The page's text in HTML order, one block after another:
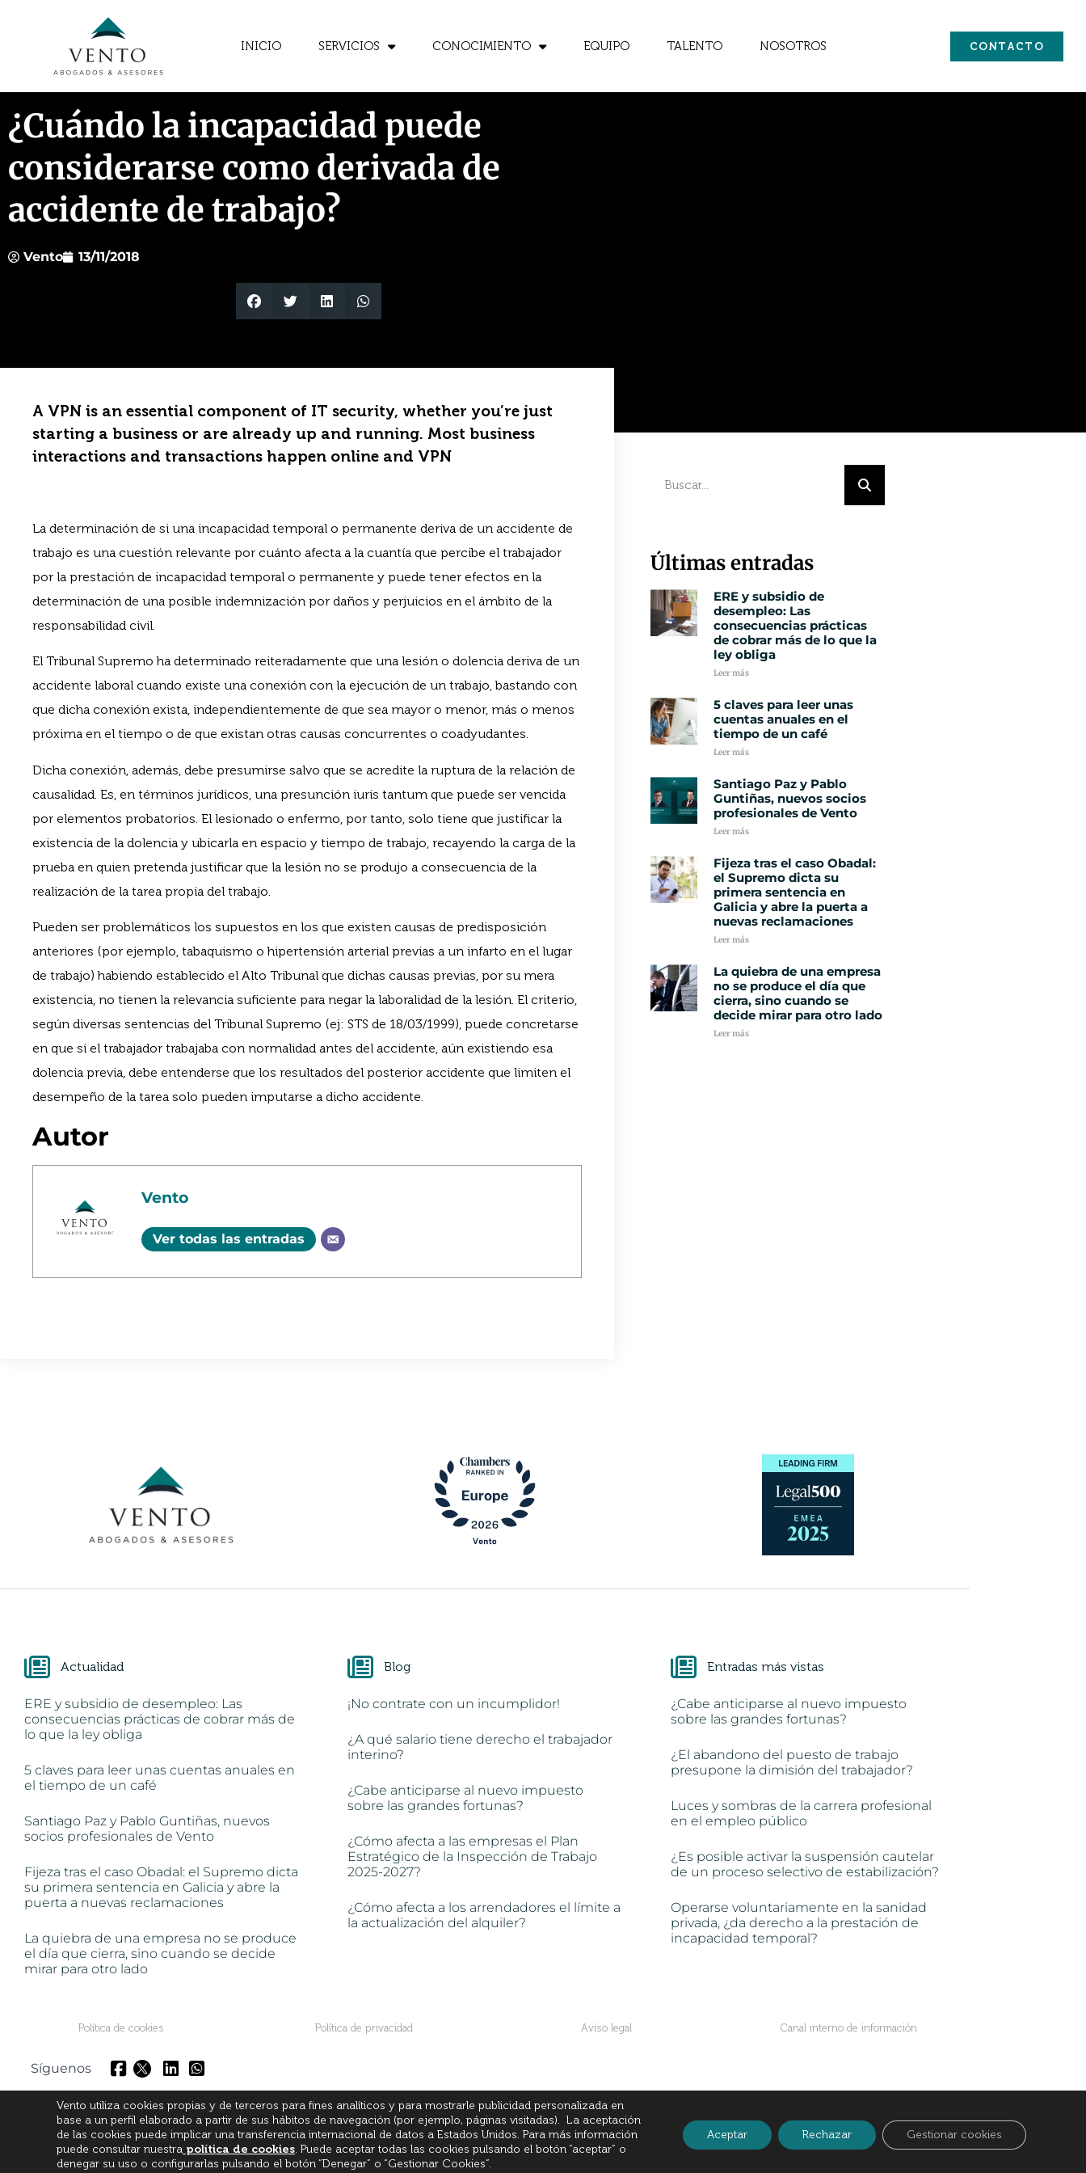
INICIO SERVICIOS CONOCIMIENTO EQUIPO TALENTO NOSOTROS CONTACTO
¿Cuándo la incapacidad puede
considerarse como derivada de
accidente de trabajo?
Vento 13/11/2018
A VPN is an essential component of IT security, whether you’re just
starting a business or are already up and running. Most business
interactions and transactions happen online and VPN
La determinación de si una incapacidad temporal o permanente deriva de un accidente de
trabajo es una cuestión relevante por cuánto afecta a la cuantía que percibe el trabajador
por la prestación de incapacidad temporal o permanente y puede tener efectos en la
determinación de una posible indemnización por daños y perjuicios en el ámbito de la
responsabilidad civil.
El Tribunal Supremo ha determinado reiteradamente que una lesión o dolencia deriva de un
accidente laboral cuando existe una conexión con la ejecución de un trabajo, bastando con
que dicha conexión exista, independientemente de que sea mayor o menor, más o menos
próxima en el tiempo o de que existan otras causas concurrentes o coadyudantes.
Dicha conexión, además, debe presumirse salvo que se acredite la ruptura de la relación de
causalidad. Es, en términos jurídicos, una presunción iuris tantum que puede ser vencida
por elementos probatorios. El lesionado o enfermo, por tanto, solo tiene que justificar la
existencia de la dolencia y ubicarla en espacio y tiempo de trabajo, recayendo la carga de la
prueba en quien pretenda justificar que la lesión no se produjo a consecuencia de la
realización de la tarea propia del trabajo.
Pueden ser problemáticos los supuestos en los que existen causas de predisposición
anteriores (por ejemplo, tabaquismo o hipertensión arterial previas a un infarto en el lugar
de trabajo) habiendo establecido el Alto Tribunal que dichas causas previas, por su mera
existencia, no tienen la relevancia suficiente para negar la laboralidad de la lesión. El criterio,
según diversas sentencias del Tribunal Supremo (ej: STS de 18/03/1999), puede concretarse
en que si el trabajador trabajaba con normalidad antes del accidente, aún existiendo esa
dolencia previa, debe entenderse que los resultados del posterior accidente que limiten el
desempeño de la tarea solo pueden imputarse a dicho accidente.
Autor
Vento
Ver todas las entradas
Últimas entradas
ERE y subsidio de
desempleo: Las
consecuencias prácticas
de cobrar más de lo que la
ley obliga
Leer más
5 claves para leer unas
cuentas anuales en el
tiempo de un café
Leer más
Santiago Paz y Pablo
Guntiñas, nuevos socios
profesionales de Vento
Leer más
Fijeza tras el caso Obadal:
el Supremo dicta su
primera sentencia en
Galicia y abre la puerta a
nuevas reclamaciones
Leer más
La quiebra de una empresa
no se produce el día que
cierra, sino cuando se
decide mirar para otro lado
Leer más
Actualidad
ERE y subsidio de desempleo: Las
consecuencias prácticas de cobrar más de
lo que la ley obliga
5 claves para leer unas cuentas anuales en
el tiempo de un café
Santiago Paz y Pablo Guntiñas, nuevos
socios profesionales de Vento
Fijeza tras el caso Obadal: el Supremo dicta
su primera sentencia en Galicia y abre la
puerta a nuevas reclamaciones
La quiebra de una empresa no se produce
el día que cierra, sino cuando se decide
mirar para otro lado
Blog
¡No contrate con un incumplidor!
¿A qué salario tiene derecho el trabajador
interino?
¿Cabe anticiparse al nuevo impuesto
sobre las grandes fortunas?
¿Cómo afecta a las empresas el Plan
Estratégico de la Inspección de Trabajo
2025-2027?
¿Cómo afecta a los arrendadores el límite a
la actualización del alquiler?
Entradas más vistas
¿Cabe anticiparse al nuevo impuesto
sobre las grandes fortunas?
¿El abandono del puesto de trabajo
presupone la dimisión del trabajador?
Luces y sombras de la carrera profesional
en el empleo público
¿Es posible activar la suspensión cautelar
de un proceso selectivo de estabilización?
Operarse voluntariamente en la sanidad
privada, ¿da derecho a la prestación de
incapacidad temporal?
Política de cookies Política de privacidad Aviso legal Canal interno de información
Síguenos
© All Rights Reserved
Vento utiliza cookies propias y de terceros para fines analíticos y para mostrarle publicidad personalizada en
base a un perfil elaborado a partir de sus hábitos de navegación (por ejemplo, páginas visitadas). La aceptación
de las cookies puede implicar una transferencia internacional de datos a Estados Unidos. Para más información
puede consultar nuestra política de cookies. Puede aceptar todas las cookies pulsando el botón “aceptar” o
denegar su uso o configurarlas pulsando el botón “Denegar” o “Gestionar Cookies”.
Aceptar Rechazar Gestionar cookies